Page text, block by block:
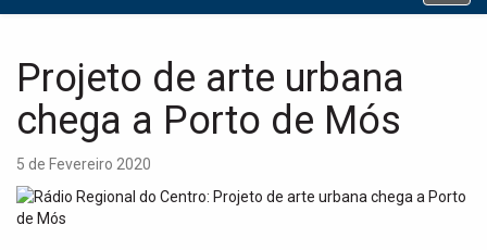
o
i
Projeto de arte urbana
chega a Porto de Mós
5 de Fevereiro 2020